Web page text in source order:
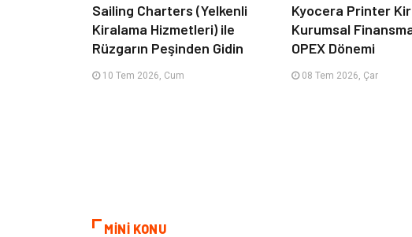
Sailing Charters (Yelkenli
Kiralama Hizmetleri) ile
Rüzgarın Peşinden Gidin
10 Tem 2026, Cum
Kyocera Printer
Kurumsal
OPEX Dönemi
08 Tem 2026, Çar
MİNİ KONU